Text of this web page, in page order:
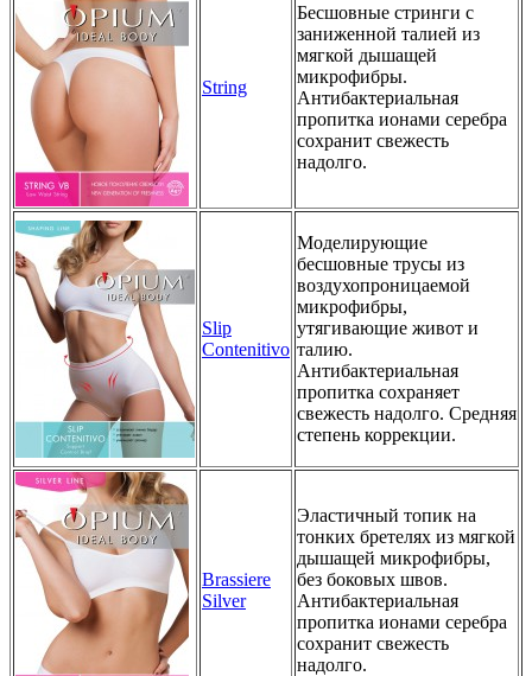
String
Бесшовные стринги с
заниженной талией из
мягкой дышащей
микрофибры.
Антибактериальная
пропитка ионами серебра
сохранит свежесть
надолго.
Slip
Contenitivo
Моделирующие
бесшовные трусы из
воздухопроницаемой
микрофибры,
утягивающие живот и
талию.
Антибактериальная
пропитка сохраняет
свежесть надолго. Средняя
степень коррекции.
Brassiere
Silver
Эластичный топик на
тонких бретелях из мягкой
дышащей микрофибры,
без боковых швов.
Антибактериальная
пропитка ионами серебра
сохранит свежесть
надолго.